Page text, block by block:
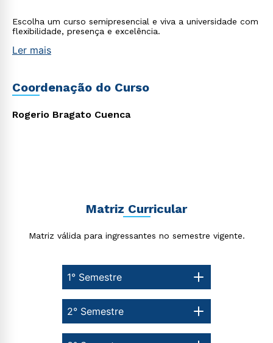
Escolha um curso semipresencial e viva a universidade com
flexibilidade, presença e excelência.
Ler mais
Coordenação do Curso
Rogerio Bragato Cuenca
Matriz Curricular
Matriz válida para ingressantes no semestre vigente.
1° Semestre
2° Semestre